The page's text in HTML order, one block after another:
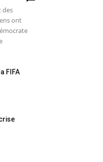
des
ont
FIFA